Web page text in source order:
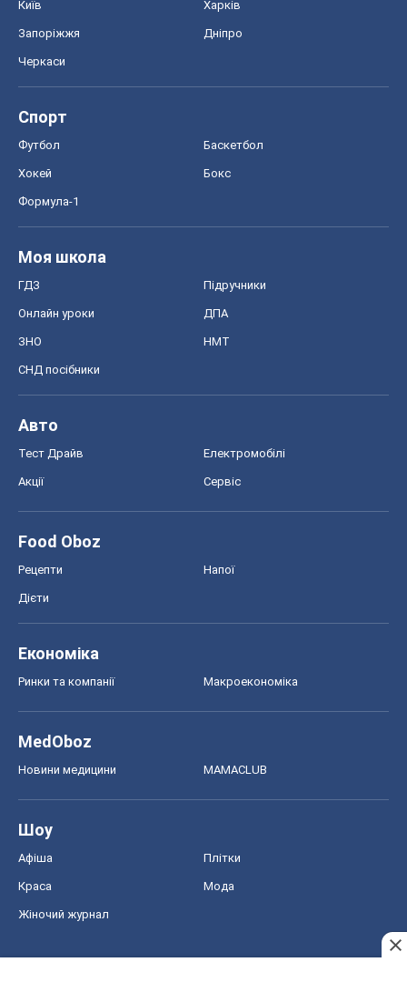
Київ Харків
Запоріжжя Дніпро
Черкаси
Спорт
Футбол Баскетбол
Хокей Бокс
Формула-1
Моя школа
ГДЗ Підручники
Онлайн уроки ДПА
ЗНО НМТ
СНД посібники
Авто
Тест Драйв Електромобілі
Акції Сервіс
Food Oboz
Рецепти Напої
Дієти
Економіка
Ринки та компанії Макроекономіка
MedOboz
Новини медицини MAMACLUB
Шоу
Афіша Плітки
Краса Мода
Жіночий журнал